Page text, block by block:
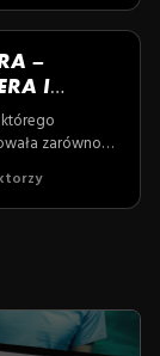
Poznaj
który nie
inspirował
i
–
I
zarówno
a jego
sukcesów oraz
artysty.